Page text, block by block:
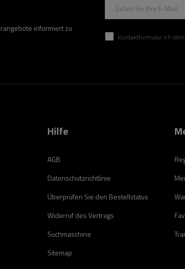
informiert zu
Geben Sie Ihre E-Mail
Kontaktformular Ich stimme der
Hilfe
AGB
Datenschutzrichtlinie
Überprüfen Sie den Bestellstatus
Widerruf des Vertrags
Suchmaschine
Sitemap